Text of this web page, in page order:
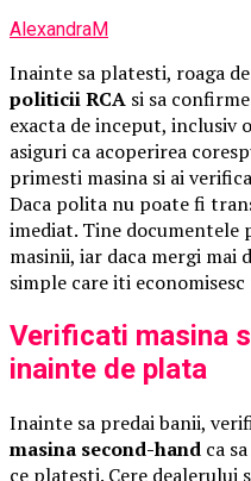
AlexandraM
Inainte sa platesti, roaga
politicii RCA si sa
exacta de inceput, inclusiv
asiguri ca acoperirea
primesti masina si ai
Daca polita nu poate fi
imediat. Tine
masinii, iar daca mergi mai
simple care iti
Verificati masina
inainte de plata
Inainte sa predai banii,
masina second-hand ca
ce platesti. Cere